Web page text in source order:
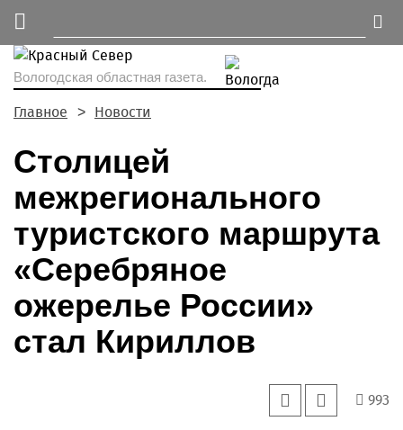
Вологодская областная газета.
Главное Новости
Столицей
межрегионального
туристского маршрута
«Серебряное
ожерелье России»
стал Кириллов
993